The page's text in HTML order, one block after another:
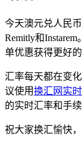
今天澳元兑人民
Remitly和
单优惠获得更好
汇率每天都在变
议使用换汇网实
的实时汇率和手
祝大家换汇愉快，